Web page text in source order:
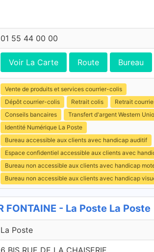
01 55 44 00 00
Voir La Carte Route Bureau
Vente de produits et services courrier-colis
Dépôt courrier-colis
Retrait colis
Retrait
Conseils bancaires
Transfert d'argent Western
Identité Numérique La Poste
Bureau accessible aux clients avec handicap auditif
Espace confidentiel accessible aux clients avec
Bureau non accessible aux clients avec handicap
Bureau non accessible aux clients avec handicap
FONTAINE - La Poste La Poste
La Poste
6 BIS RUE DE LA CHAISERIE